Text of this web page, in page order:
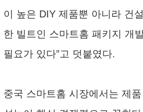
이 높은 DIY 제품뿐 아니라 건
한 빌트인 스마트홈 패키지 개
필요가 있다”고 덧붙였다.
중국 스마트홈 시장에서는 제